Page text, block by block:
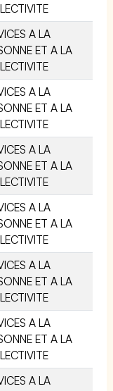
A LA
ET A LA
A LA
ET A LA
A LA
ET A LA
A LA
ET A LA
A LA
ET A LA
A LA
ET A LA
A LA